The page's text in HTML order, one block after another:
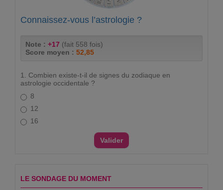
Connaissez-vous l’astrologie ?
Note : +17 (fait 558 fois)
Score moyen : 52,85
1. Combien existe-t-il de signes du zodiaque en
astrologie occidentale ?
8
12
16
LE SONDAGE DU MOMENT